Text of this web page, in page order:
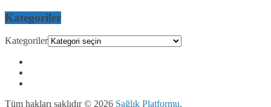
Kategoriler
Kategoriler
Tüm hakları saklıdır © 2026 Sağlık Platformu.